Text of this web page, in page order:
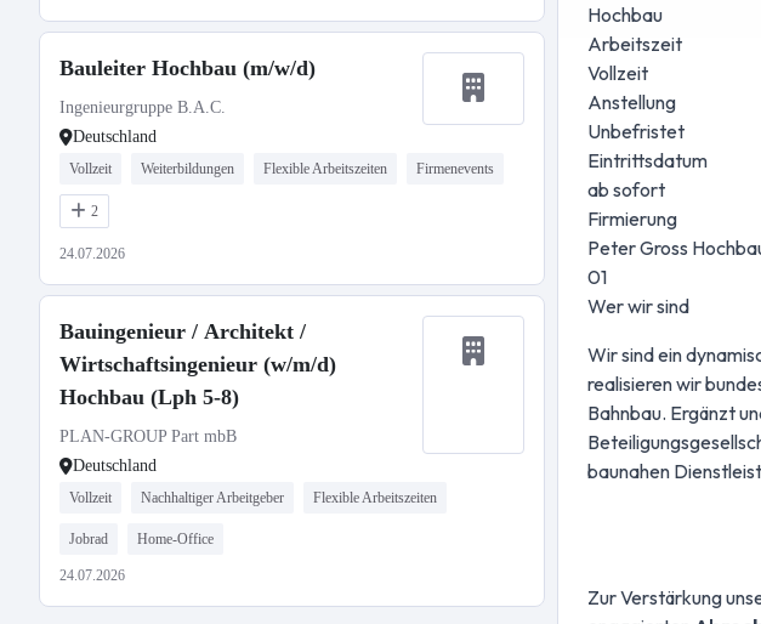
Bauleiter Hochbau (m/w/d)
Ingenieurgruppe B.A.C.
Deutschland
Vollzeit Weiterbildungen Flexible Arbeitszeiten Firmenevents
2
24.07.2026
Bauingenieur / Architekt /
Wirtschaftsingenieur (w/m/d)
Hochbau (Lph 5-8)
PLAN-GROUP Part mbB
Deutschland
Vollzeit Nachhaltiger Arbeitgeber Flexible Arbeitszeiten
Jobrad Home-Office
24.07.2026